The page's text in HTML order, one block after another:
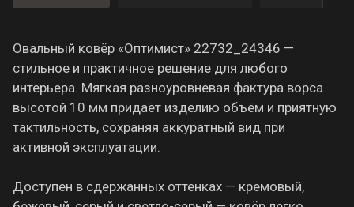
Овальный ковёр «Оптимист» 22732_24346 —
стильное и практичное решение для любого
интерьера. Мягкая разноуровневая фактура ворса
высотой 10 мм придаёт изделию объём и приятную
тактильность, сохраняя аккуратный вид при
активной эксплуатации.
Доступен в сдержанных оттенках — кремовый,